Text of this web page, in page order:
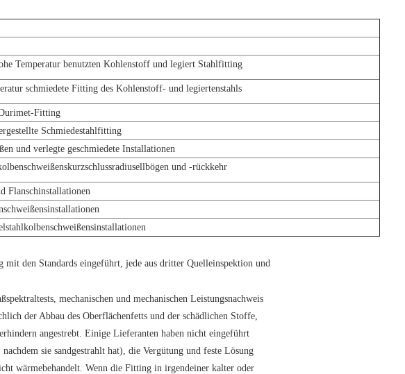
Temperatur benutzten Kohlenstoff und legiert Stahlfitting
schmiedete Fitting des Kohlenstoff- und legiertenstahls
Fitting
Schmiedestahlfitting
und verlegte geschmiedete Installationen
und -rückkehr
Flanschinstallationen
den Standards eingeführt, jede aus dritter Quelleinspektion und
mechanischen und mechanischen Leistungsnachweis
der Abbau des Oberflächenfetts und der schädlichen Stoffe,
angestrebt. Einige Lieferanten haben nicht eingeführt
sie sandgestrahlt hat), die Vergütung und feste Lösung
wärmebehandelt. Wenn die Fitting in irgendeiner kalter oder